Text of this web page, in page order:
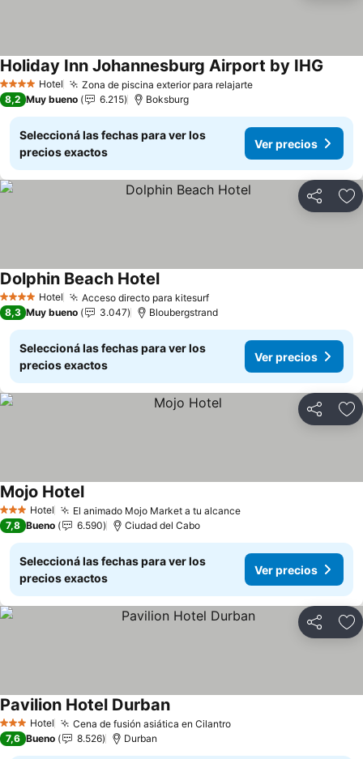
4 EstrellasHotel Zona de piscina exterior para relajarteVer precios
Holiday Inn Johannesburg Airport by IHG
8,2 Muy bueno 6.215 Boksburg
Seleccioná las fechas para ver los
precios exactos
Ver precios
Compartir
4 EstrellasHotel Acceso directo para kitesurfVer precios
Dolphin Beach HotelVer precios
8,3 Muy bueno 3.047 Bloubergstrand
Seleccioná las fechas para ver los
precios exactos
Ver precios
Compartir
3 Estrellas
Hotel El animado Mojo Market a tu alcanceVer precios
Mojo HotelVer precios
7,8 Bueno 6.590 Ciudad del Cabo
Seleccioná las fechas para ver los
precios exactos
Ver precios
Compartir
3 Estrellas
Hotel Cena de fusión asiática en CilantroVer precios
Pavilion Hotel DurbanVer precios
7,6 Bueno 8.526 Durban